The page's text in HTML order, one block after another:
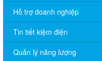
Hỗ trợ doanh nghiệp
Tin tiết kiệm điện
Quản lý năng lượng